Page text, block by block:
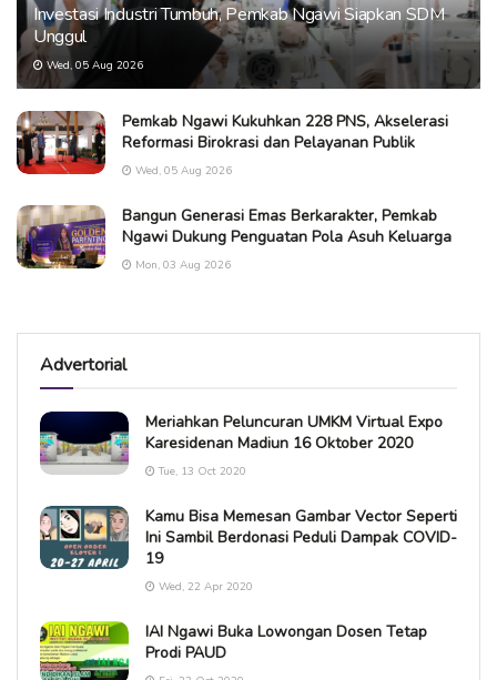
Investasi Industri Tumbuh, Pemkab Ngawi Siapkan SDM
Unggul
Wed, 05 Aug 2026
Pemkab Ngawi Kukuhkan 228 PNS, Akselerasi
Reformasi Birokrasi dan Pelayanan Publik
Wed, 05 Aug 2026
Bangun Generasi Emas Berkarakter, Pemkab
Ngawi Dukung Penguatan Pola Asuh Keluarga
Mon, 03 Aug 2026
Advertorial
Meriahkan Peluncuran UMKM Virtual Expo
Karesidenan Madiun 16 Oktober 2020
Tue, 13 Oct 2020
Kamu Bisa Memesan Gambar Vector Seperti
Ini Sambil Berdonasi Peduli Dampak COVID-
19
Wed, 22 Apr 2020
IAI Ngawi Buka Lowongan Dosen Tetap
Prodi PAUD